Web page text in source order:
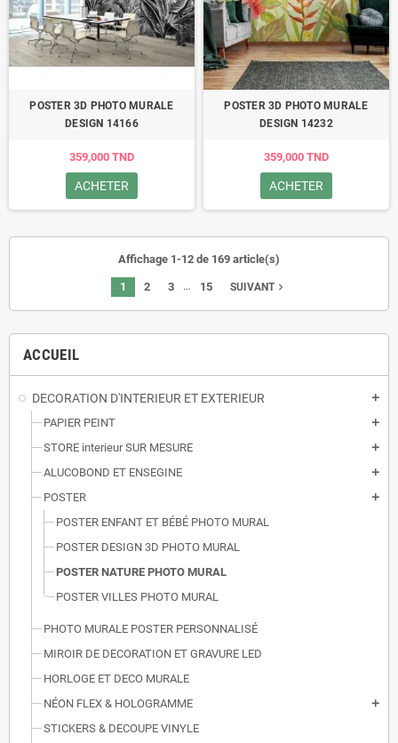
ACCUEIL
DECORATION D'INTERIEUR ET EXTERIEUR add
PAPIER PEINT add
STORE interieur SUR MESURE add
ALUCOBOND ET ENSEGINE add
POSTER add
POSTER ENFANT ET BÉBÉ PHOTO MURAL
POSTER DESIGN 3D PHOTO MURAL
POSTER NATURE PHOTO MURAL
POSTER VILLES PHOTO MURAL
PHOTO MURALE POSTER PERSONNALISÉ
MIROIR DE DECORATION ET GRAVURE LED
HORLOGE ET DECO MURALE
NÉON FLEX & HOLOGRAMME
add
STICKERS & DECOUPE VINYLE
POSTER 3D PHOTO MURALE
DESIGN 14166
359,000 TND
ACHETER
POSTER 3D PHOTO MURALE
DESIGN 14232
359,000 TND
ACHETER
Affichage 1-12 de 169 article(s)
1 2 3 … 15 SUIVANTnavigate_next